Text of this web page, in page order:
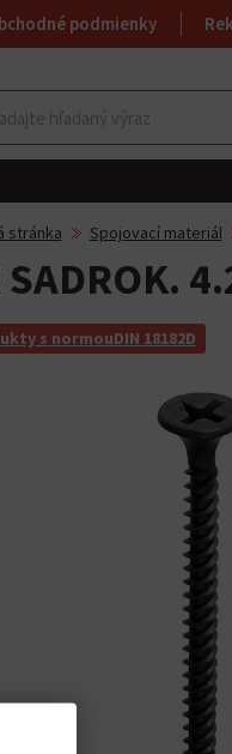
podmienky
stránka Spojovací materiál
SADROK.
s normouDIN 18182D